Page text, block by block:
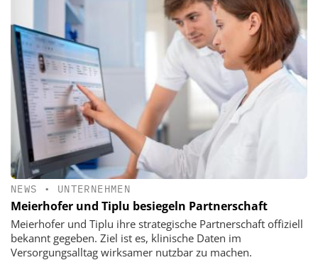
NEWS • UNTERNEHMEN
Meierhofer und Tiplu besiegeln Partnerschaft
Meierhofer und Tiplu ihre strategische Partnerschaft offiziell
bekannt gegeben. Ziel ist es, klinische Daten im
Versorgungsalltag wirksamer nutzbar zu machen.